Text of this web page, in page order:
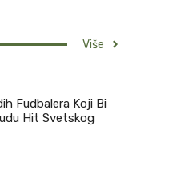
Više
Fudbalera Koji Bi
Hit Svetskog